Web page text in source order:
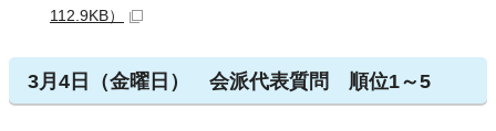
112.9KB）
3月4日（金曜日） 会派代表質問 順位1～5